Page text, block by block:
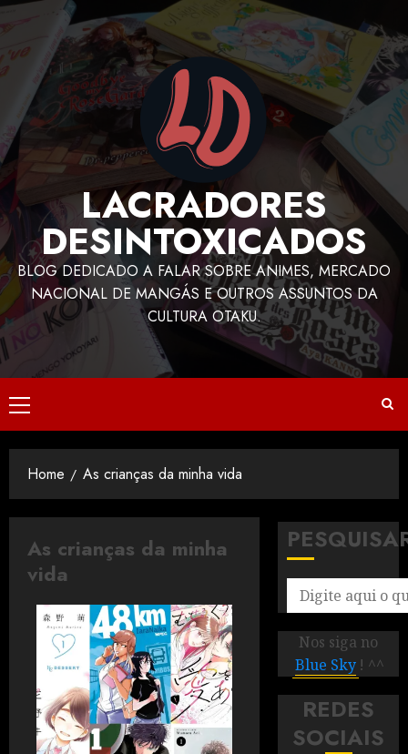
LACRADORES
DESINTOXICADOS
BLOG DEDICADO A FALAR SOBRE ANIMES, MERCADO
NACIONAL DE MANGÁS E OUTROS ASSUNTOS DA
CULTURA OTAKU.
Home As crianças da minha vida
As crianças da minha
vida
Nos siga no
Blue Sky ! ^^
REDES
SOCIAIS